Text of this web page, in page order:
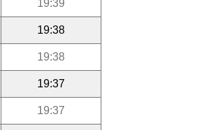
19:39
19:38
19:38
19:37
19:37